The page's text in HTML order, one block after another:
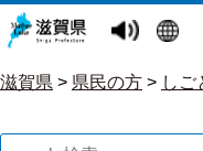
滋賀県 > 県民の方 > しご